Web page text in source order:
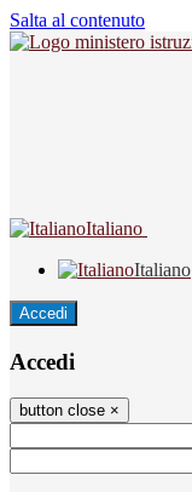
Salta al contenuto
Italiano
Italiano
Accedi
Accedi
button close ×